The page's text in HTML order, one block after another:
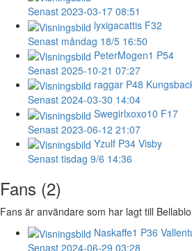
Senast 2023-03-17 08:51
lyxigacattis F32
Senast måndag 18/5 16:50
PeterMogen1 P54
Senast 2025-10-21 07:27
raggar P48
Senast 2024-03-30 14:04
Swegirlxoxo10 F17
Senast 2023-06-12 21:07
Yzulf P34 Visby
Senast tisdag 9/6 14:36
Fans (2)
Fans är användare som har lagt till
Naskaffe1 P36
Senast 2024-06-29 03:28